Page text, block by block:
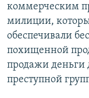
Все сайты
коммерческим
милиции,
обеспечивали
похищенной
продажи деньги
преступной